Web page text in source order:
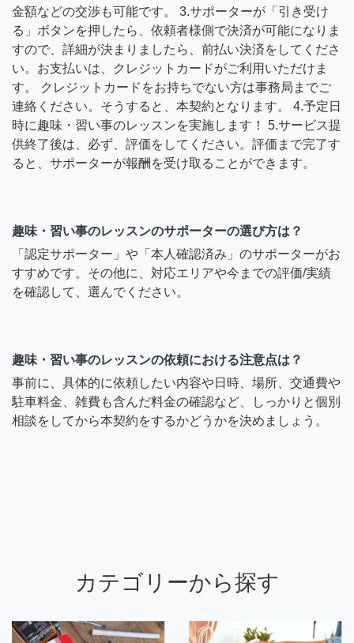
金額などの交渉も可能です。 3.サポーターが「引き受け
る」ボタンを押したら、依頼者様側で決済が可能になりま
すので、詳細が決まりましたら、前払い決済をしてくださ
い。お支払いは、クレジットカードがご利用いただけま
す。 クレジットカードをお持ちでない方は事務局までご
連絡ください。そうすると、本契約となります。 4.予定日
時に趣味・習い事のレッスンを実施します！ 5.サービス提
供終了後は、必ず、評価をしてください。評価まで完了す
ると、サポーターが報酬を受け取ることができます。
趣味・習い事のレッスンのサポーターの選び方は？
「認定サポーター」や「本人確認済み」のサポーターがお
すすめです。その他に、対応エリアや今までの評価/実績
を確認して、選んでください。
趣味・習い事のレッスンの依頼における注意点は？
事前に、具体的に依頼したい内容や日時、場所、交通費や
駐車料金、雑費も含んだ料金の確認など、しっかりと個別
相談をしてから本契約をするかどうかを決めましょう。
カテゴリーから探す